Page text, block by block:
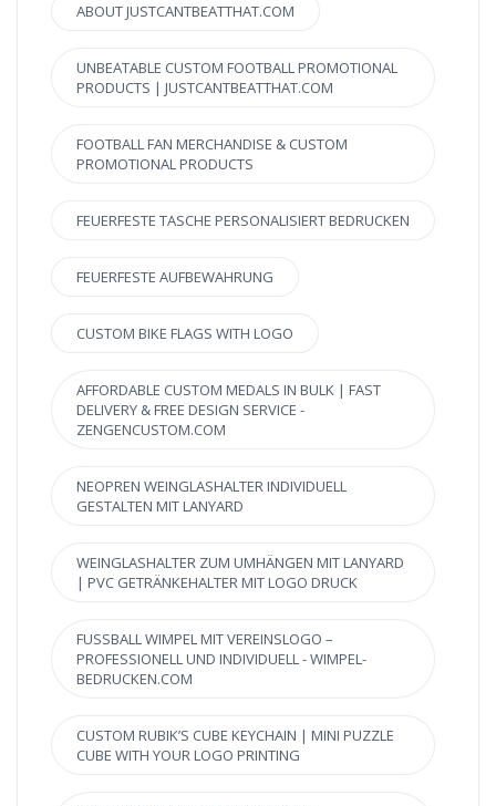
ABOUT JUSTCANTBEATTHAT.COM
UNBEATABLE CUSTOM FOOTBALL PROMOTIONAL
PRODUCTS | JUSTCANTBEATTHAT.COM
FOOTBALL FAN MERCHANDISE & CUSTOM
PROMOTIONAL PRODUCTS
FEUERFESTE TASCHE PERSONALISIERT BEDRUCKEN
FEUERFESTE AUFBEWAHRUNG
CUSTOM BIKE FLAGS WITH LOGO
AFFORDABLE CUSTOM MEDALS IN BULK | FAST
DELIVERY & FREE DESIGN SERVICE -
ZENGENCUSTOM.COM
NEOPREN WEINGLASHALTER INDIVIDUELL
GESTALTEN MIT LANYARD
WEINGLASHALTER ZUM UMHÄNGEN MIT LANYARD
| PVC GETRÄNKEHALTER MIT LOGO DRUCK
FUSSBALL WIMPEL MIT VEREINSLOGO – P
ROFESSIONELL UND INDIVIDUELL - WIMPEL-B
EDRUCKEN.COM
CUSTOM RUBIK’S CUBE KEYCHAIN | MINI PUZZLE
CUBE WITH YOUR LOGO PRINTING